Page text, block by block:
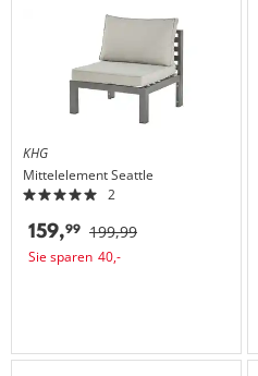
KHG
MittelelementSeattle
2
199,99
159,99
40,-
Sie sparen